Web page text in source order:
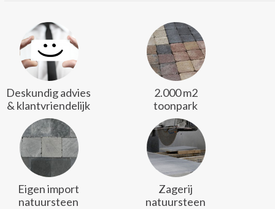
Deskundig advies
& klantvriendelijk
2.000 m2
toonpark
Eigen import
natuursteen
Zagerij
natuursteen